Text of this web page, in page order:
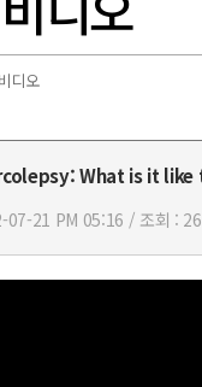
디오
What is it
07-21 PM 05:16 / 조회 :